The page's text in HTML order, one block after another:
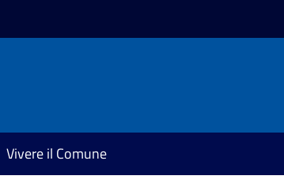
Vivere il Comune